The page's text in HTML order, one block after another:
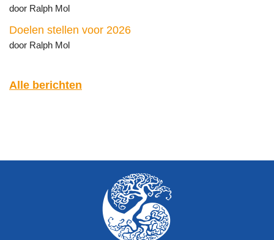
door Ralph Mol
Doelen stellen voor 2026
door Ralph Mol
Alle berichten